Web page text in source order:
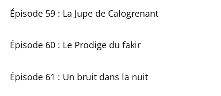
Épisode 59 : La Jupe de Calogrenant
Épisode 60 : Le Prodige du fakir
Épisode 61 : Un bruit dans la nuit